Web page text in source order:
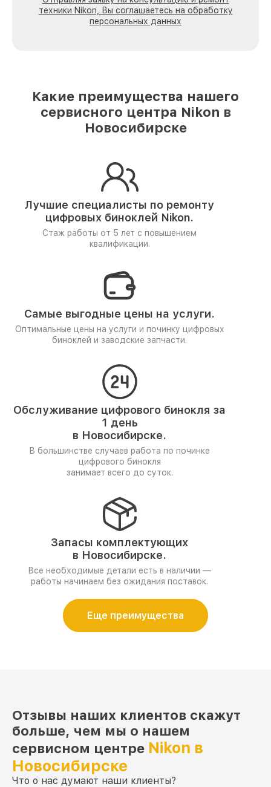
техники Nikon, Вы соглашаетесь на обработку
персональных данных
Какие преимущества нашего
сервисного центра Nikon в
Новосибирске
Лучшие специалисты по ремонту
цифровых биноклей Nikon.
Стаж работы от 5 лет с повышением
квалификации.
Самые выгодные цены на услуги.
Оптимальные цены на услуги и починку цифровых
биноклей и заводские запчасти.
Обслуживание цифрового бинокля за
1 день
в Новосибирске.
В большинстве случаев работа по починке
цифрового бинокля
занимает всего до суток.
Запасы комплектующих
в Новосибирске.
Все необходимые детали есть в наличии —
работы начинаем без ожидания поставок.
Еще преимущества
Отзывы наших клиентов скажут
больше, чем мы о нашем
сервисном центре Nikon в
Новосибирске
Что о нас думают наши клиенты?